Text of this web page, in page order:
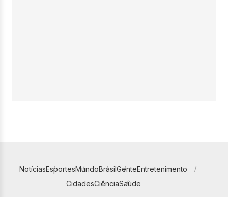
NotíciasEsportesMundoBrasilGenteEntretenimento
CidadesCiênciaSaúde